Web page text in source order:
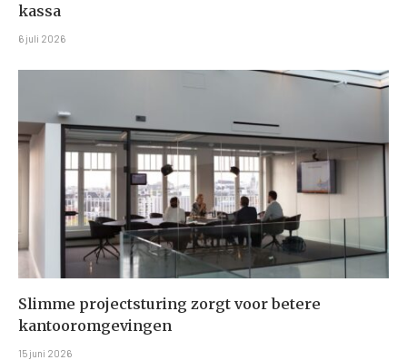
kassa
6 juli 2026
Slimme projectsturing zorgt voor betere
kantooromgevingen
15 juni 2026